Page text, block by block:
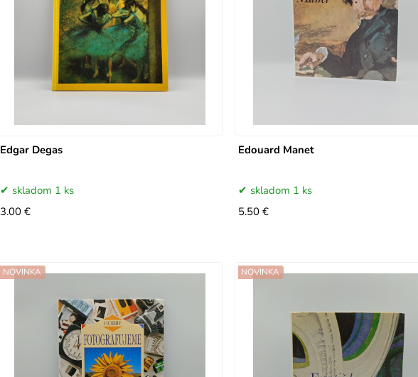
Edgar Degas
skladom 1 ks
3.00 €
Edouard Manet
skladom 1 ks
5.50 €
NOVINKA NOVINKA